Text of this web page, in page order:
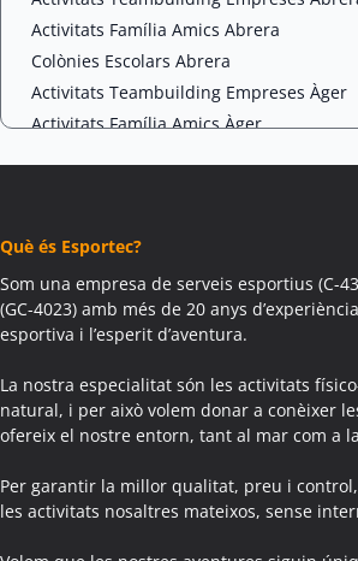
Activitats Família Amics Abrera
Colònies Escolars Abrera
Activitats Teambuilding Empreses Àger
Activitats Família Amics Àger
Colònies Escolars Agramunt
Activitats Teambuilding Empreses
Activitats Família Amics Aguilar de
Colònies Escolars Aguilar de Segarra
Activitats Teambuilding Empreses
Activitats Família Amics Agullana
Colònies Escolars Agullana
Activitats Família Amics Aiguafreda
Què és Esportec?
Som una empresa de serveis esportius (C-
(GC-4023) amb més de 20 anys
esportiva i l’esperit d’aventura.
La nostra especialitat són les activitats
natural, i per això volem donar a conèixer
ofereix el nostre entorn, tant al mar com a
Per garantir la millor qualitat, preu i
les activitats nosaltres mateixos, sense